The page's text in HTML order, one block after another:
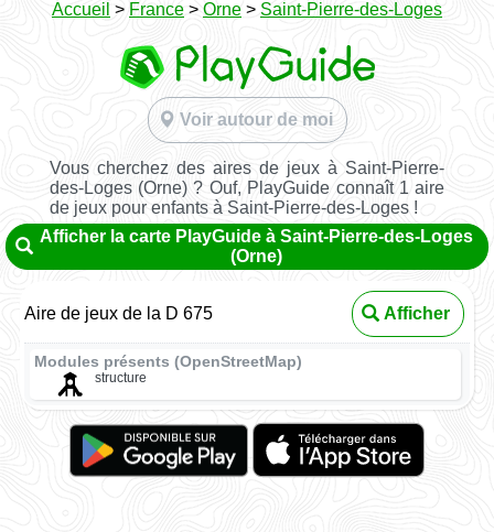
Accueil > France > Orne > Saint-Pierre-des-Loges
Voir autour de moi
Vous cherchez des aires de jeux à Saint-Pierre-
des-Loges (Orne) ? Ouf, PlayGuide connaît 1 aire
de jeux pour enfants à Saint-Pierre-des-Loges !
Afficher la carte PlayGuide à Saint-Pierre-des-Loges
(Orne)
Aire de jeux de la D 675 Afficher
Modules présents (OpenStreetMap)
structure